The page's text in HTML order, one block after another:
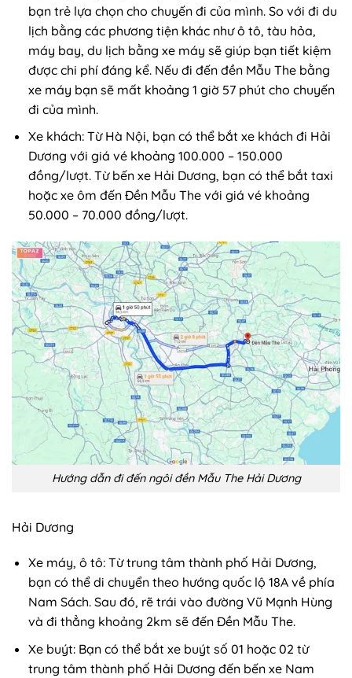
bạn trẻ lựa chọn cho chuyến đi của mình. So với đi du
lịch bằng các phương tiện khác như ô tô, tàu hỏa,
máy bay, du lịch bằng xe máy sẽ giúp bạn tiết kiệm
được chi phí đáng kể. Nếu đi đến đền Mẫu The bằng
xe máy bạn sẽ mất khoảng 1 giờ 57 phút cho chuyến
đi của mình.
Xe khách: Từ Hà Nội, bạn có thể bắt xe khách đi Hải
Dương với giá vé khoảng 100.000 – 150.000
đồng/lượt. Từ bến xe Hải Dương, bạn có thể bắt taxi
hoặc xe ôm đến Đền Mẫu The với giá vé khoảng
50.000 – 70.000 đồng/lượt.
Hướng dẫn đi đến ngôi đền Mẫu The Hải Dương
Hải Dương
Xe máy, ô tô: Từ trung tâm thành phố Hải Dương,
bạn có thể di chuyển theo hướng quốc lộ 18A về phía
Nam Sách. Sau đó, rẽ trái vào đường Vũ Mạnh Hùng
và đi thẳng khoảng 2km sẽ đến Đền Mẫu The.
Xe buýt: Bạn có thể bắt xe buýt số 01 hoặc 02 từ
trung tâm thành phố Hải Dương đến bến xe Nam